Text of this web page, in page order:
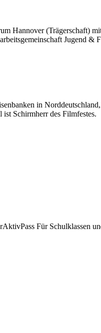
Hannover (Trägerschaft)
Jugend &
in
Schirmherr des Filmfestes.
Für Schulklassen